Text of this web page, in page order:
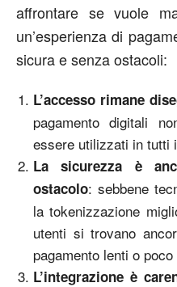
affrontare se vuole
un’esperienza di
sicura e senza ostacoli:
L’accesso rimane
pagamento digitali
essere utilizzati in tutti
La sicurezza è
ostacolo: sebbene
la tokenizzazione
utenti si trovano
pagamento lenti o
L’integrazione è